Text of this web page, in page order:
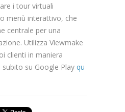
i tour virtuali
menù interattivo, che
centrale per una
Utilizza Viewmake
clienti in maniera
subito su Google Play qu